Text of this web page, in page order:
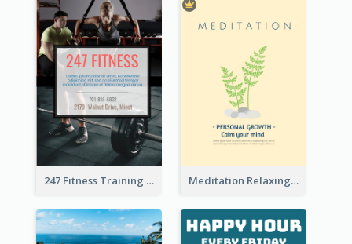
247 Fitness Training Flyer Meditation Relaxing Course Flyer